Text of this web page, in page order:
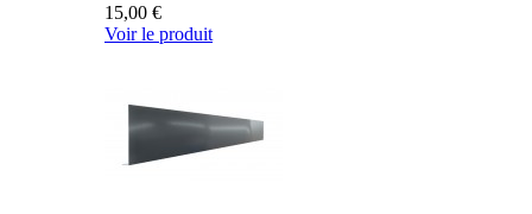
15,00 €
Voir le produit